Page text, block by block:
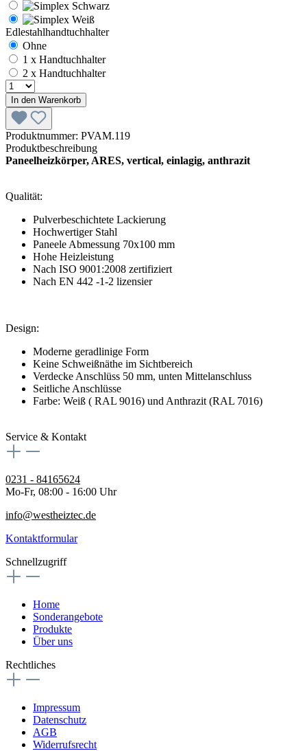
Edlestahlhandtuchhalter
Ohne
1 x Handtuchhalter
2 x Handtuchhalter
In den Warenkorb
Produktnummer: PVAM.119
Produktbeschreibung
Paneelheizkörper, ARES, vertical, einlagig, anthrazit
Qualität:
Pulverbeschichtete Lackierung
Hochwertiger Stahl
Paneele Abmessung 70x100 mm
Hohe Heizleistung
Nach ISO 9001:2008 zertifiziert
Nach EN 442 -1-2 lizensier
Design:
Moderne geradlinige Form
Keine Schweißnäthe im Sichtbereich
Verdecke Anschlüss 50 mm, unten Mittelanschluss
Seitliche Anschlüsse
Farbe: Weiß ( RAL 9016) und Anthrazit (RAL 7016)
Service & Kontakt
0231 - 84165624
Mo-Fr, 08:00 - 16:00 Uhr
info@westheiztec.de
Kontaktformular
Schnellzugriff
Home
Sonderangebote
Produkte
Über uns
Rechtliches
Impressum
Datenschutz
AGB
Widerrufsrecht